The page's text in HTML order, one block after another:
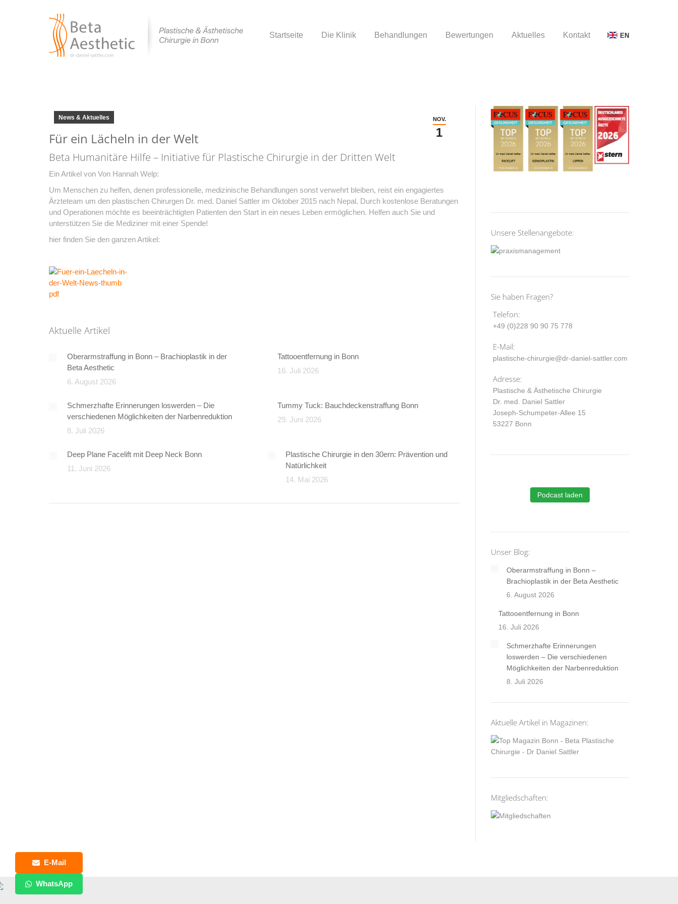
Startseite Die Klinik Behandlungen Bewertungen Aktuelles Kontakt EN
NOV.
1
News & Aktuelles
Für ein Lächeln in der Welt
Beta Humanitäre Hilfe – Initiative für Plastische Chirurgie in der Dritten Welt
Ein Artikel von Von Hannah Welp:
Um Menschen zu helfen, denen professionelle, medizinische Behandlungen sonst verwehrt bleiben, reist ein engagiertes
Ärzteteam um den plastischen Chirurgen Dr. med. Daniel Sattler im Oktober 2015 nach Nepal. Durch kostenlose Beratungen
und Operationen möchte es beeinträchtigten Patienten den Start in ein neues Leben ermöglichen. Helfen auch Sie und
unterstützen Sie die Mediziner mit einer Spende!
hier finden Sie den ganzen Artikel:
Aktuelle Artikel
Oberarmstraffung in Bonn – Brachioplastik in der
Beta Aesthetic
6. August 2026
Tattooentfernung in Bonn
16. Juli 2026
Schmerzhafte Erinnerungen loswerden – Die
verschiedenen Möglichkeiten der Narbenreduktion
8. Juli 2026
Tummy Tuck: Bauchdeckenstraffung Bonn
29. Juni 2026
Deep Plane Facelift mit Deep Neck Bonn
11. Juni 2026
Plastische Chirurgie in den 30ern: Prävention und
Natürlichkeit
14. Mai 2026
Unsere Stellenangebote:
Sie haben Fragen?
Telefon:
+49 (0)228 90 90 75 778
E-Mail:
plastische-chirurgie@dr-daniel-sattler.com
Adresse:
Plastische & Ästhetische Chirurgie
Dr. med. Daniel Sattler
Joseph-Schumpeter-Allee 15
53227 Bonn
Podcast laden
Unser Blog:
Oberarmstraffung in Bonn –
Brachioplastik in der Beta Aesthetic
6. August 2026
Tattooentfernung in Bonn
16. Juli 2026
Schmerzhafte Erinnerungen
loswerden – Die verschiedenen
Möglichkeiten der Narbenreduktion
8. Juli 2026
Aktuelle Artikel in Magazinen:
Mitgliedschaften:
E-Mail
WhatsApp